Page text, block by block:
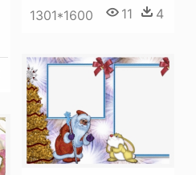
1301*1600 11 4